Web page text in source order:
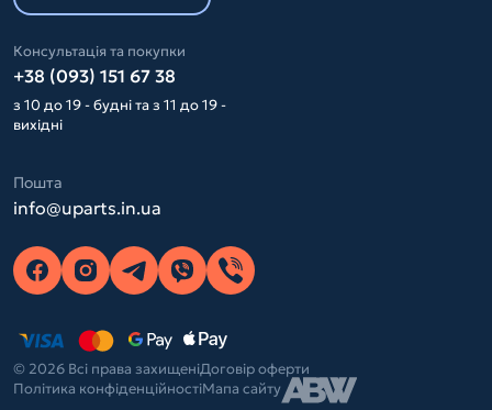
Консультація та покупки
+38 (093) 151 67 38
з 10 до 19 - будні та з 11 до 19 -
вихідні
Пошта
info@uparts.in.ua
© 2026 Всі права захищеніДоговір оферти
Політика конфіденційностіМапа сайту